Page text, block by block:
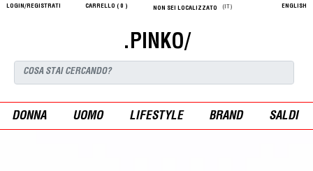
LOGIN/REGISTRATI CARRELLO ( 0 ) NON SEI LOCALIZZATO (IT) ENGLISH
.PINKO/
DONNA UOMO LIFESTYLE BRAND SALDI